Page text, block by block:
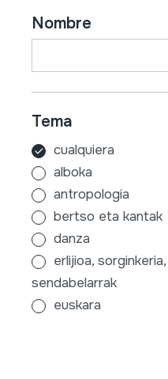
gutunak
ikus-entzunezkoak
prentsa-zatiak
Nombre
Tema
cualquiera
alboka
antropologia
bertso eta kantak
danza
erlijioa, sorginkeria,
sendabelarrak
euskara